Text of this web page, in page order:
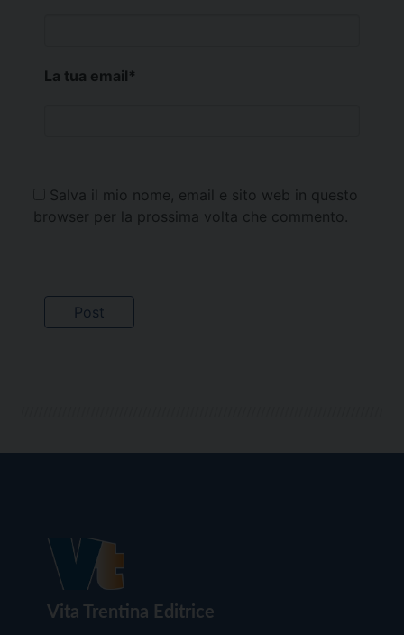
La tua email*
Salva il mio nome, email e sito web in questo
browser per la prossima volta che commento.
Vita Trentina Editrice